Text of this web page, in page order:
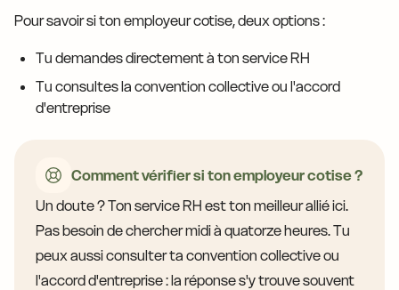
Pour savoir si ton employeur cotise, deux options :
Tu demandes directement à ton service RH
Tu consultes la convention collective ou l'accord
d'entreprise
Comment vérifier si ton employeur cotise ?
Un doute ? Ton service RH est ton meilleur allié ici.
Pas besoin de chercher midi à quatorze heures. Tu
peux aussi consulter ta convention collective ou
l'accord d'entreprise : la réponse s'y trouve souvent